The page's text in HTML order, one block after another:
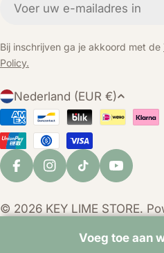
Bij inschrijven ga je akkoord met de
Policy.
L
a
n
d
/
e
g
Nederland (EUR €)
Betaalmethoden
FacebookInstagram
TikTokYouTube
© 2026 KEY LIME STORE.
Voeg toe aan